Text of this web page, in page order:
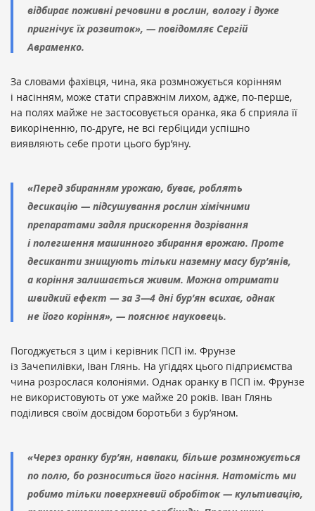
відбирає поживні речовини в рослин, вологу і дуже
пригнічує їх розвиток», — повідомляє Сергій
Авраменко.
За словами фахівця, чина, яка розмножується корінням
і насінням, може стати справжнім лихом, адже, по-перше,
на полях майже не застосовується оранка, яка б сприяла її
викоріненню, по-друге, не всі гербіциди успішно
виявляють себе проти цього бур’яну.
«Перед збиранням урожаю, буває, роблять
десикацію — підсушування рослин хімічними
препаратами задля прискорення дозрівання
і полегшення машинного збирання врожаю. Проте
десиканти знищують тільки наземну масу бур’янів,
а коріння залишається живим. Можна отримати
швидкий ефект — за 3—4 дні бур’ян всихає, однак
не його коріння», — пояснює науковець.
Погоджується з цим і керівник ПСП ім. Фрунзе
із Зачепилівки, Іван Глянь. На угіддях цього підприємства
чина розрослася колоніями. Однак оранку в ПСП ім. Фрунзе
не використовують от уже майже 20 років. Іван Глянь
поділився своїм досвідом боротьби з бур’яном.
«Через оранку бур’ян, навпаки, більше розмножується
по полю, бо розноситься його насіння. Натомість ми
робимо тільки поверхневий обробіток — культивацію,